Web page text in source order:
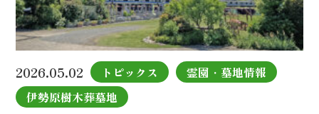
2026.05.02 トピックス
霊園・墓地情報
伊勢原樹木葬墓地